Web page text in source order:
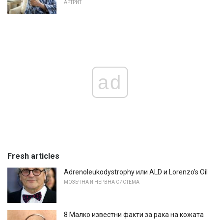
АРТРИТ
ad
Fresh articles
Adrenoleukodystrophy или ALD и Lorenzo's Oil
МОЗЪЧНА И НЕРВНА СИСТЕМА
8 Малко известни факти за рака на кожата